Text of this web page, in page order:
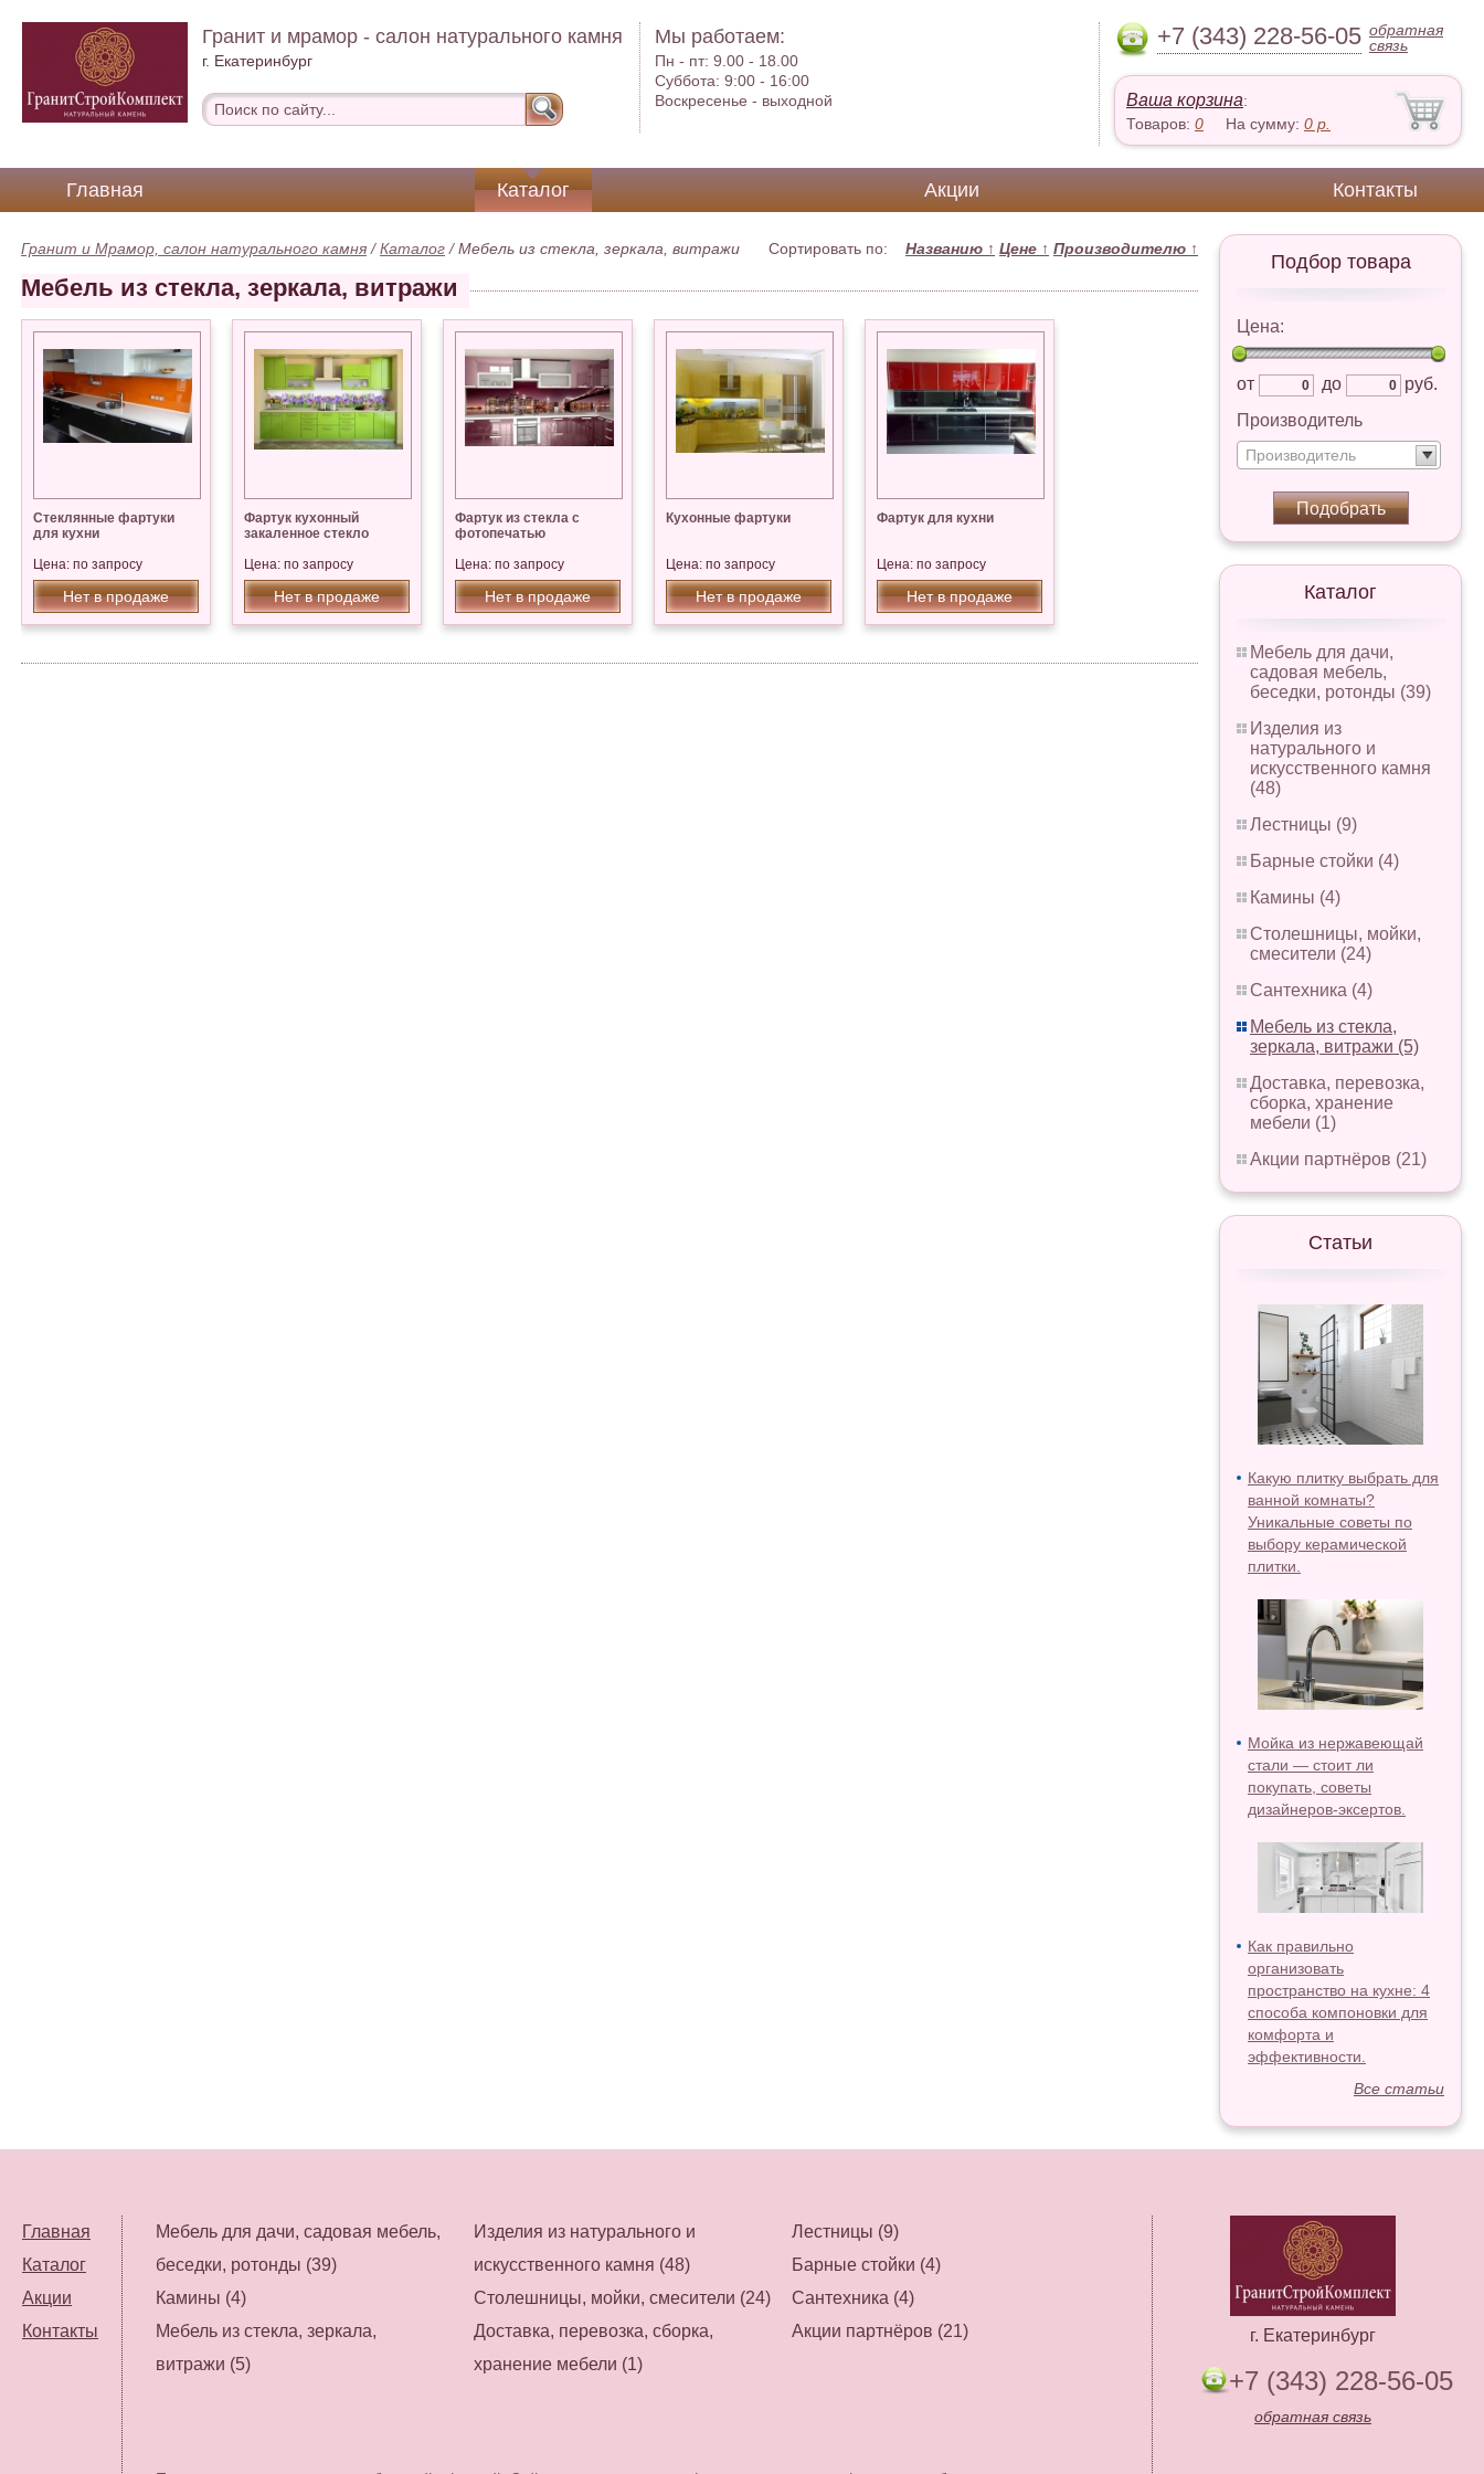
Гранит и мрамор - салон натурального камня
г. Екатеринбург
Мы работаем:
Пн - пт:9.00 - 18.00
Суббота:9:00 - 16:00
Воскресенье - выходной
+7 (343) 228-56-05 обратная
связь
Ваша корзина:
Товаров: 0 На сумму: 0 р.
Главная Каталог Акции Контакты
Подбор товара
Цена:
от до
руб.
Производитель
Производитель
Подобрать
Каталог
Мебель для дачи,
садовая мебель,
беседки, ротонды (39)
Изделия из
натурального и
искусственного камня
(48)
Лестницы (9)
Барные стойки (4)
Камины (4)
Столешницы, мойки,
смесители (24)
Сантехника (4)
Мебель из стекла,
зеркала, витражи (5)
Доставка, перевозка,
сборка, хранение
мебели (1)
Акции партнёров (21)
Статьи
Какую плитку выбрать для
ванной комнаты?
Уникальные советы по
выбору керамической
плитки.
Мойка из нержавеющай
стали — стоит ли
покупать, советы
дизайнеров-эксертов.
Как правильно
организовать
пространство на кухне: 4
способа компоновки для
комфорта и
эффективности.
Все статьи
Сортировать по: Названию ↑ Цене ↑ Производителю ↑
Гранит и Мрамор, салон натурального камня /Каталог /Мебель из стекла, зеркала, витражи
Мебель из стекла, зеркала, витражи
Стеклянные фартуки
для кухни
Цена: по запросу
Нет в продаже
Фартук кухонный
закаленное стекло
Цена: по запросу
Нет в продаже
Фартук из стекла с
фотопечатью
Цена: по запросу
Нет в продаже
Кухонные фартуки
Цена: по запросу
Нет в продаже
Фартук для кухни
Цена: по запросу
Нет в продаже
Главная
Каталог
Акции
Контакты
г. Екатеринбург
+7 (343) 228-56-05
обратная связь
Мебель для дачи, садовая мебель,
беседки, ротонды (39)
Изделия из натурального и
искусственного камня (48)
Лестницы (9)
Барные стойки (4)
Камины (4)
Столешницы, мойки, смесители (24)
Сантехника (4)
Мебель из стекла, зеркала,
витражи (5)
Доставка, перевозка, сборка,
хранение мебели (1)
Акции партнёров (21)